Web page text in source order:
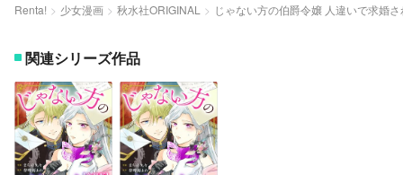
Renta! 少女漫画 秋水社ORIGINAL じゃない方の伯爵令嬢 人違いで求婚
関連シリーズ作品